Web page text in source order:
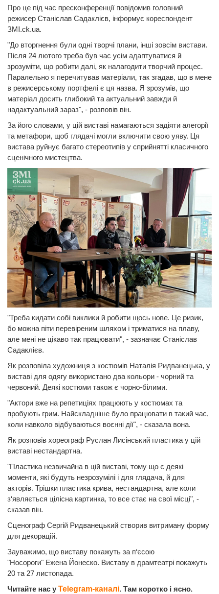
Про це під час пресконференції повідомив головний
режисер Станіслав Садаклієв, інформує кореспондент
ЗМІ.ck.ua.
"До вторгнення були одні творчі плани, інші зовсім вистави.
Після 24 лютого треба був час усім адаптуватися й
зрозуміти, що робити далі, як налагодити творчий процес.
Паралельно я перечитував матеріали, так згадав, що в мене
в режисерському портфелі є ця назва. Я зрозумів, що
матеріал досить глибокий та актуальний завжди й
надактуальний зараз", - розповів він.
За його словами, у цій виставі намагаються задіяти алегорії
та метафори, щоб глядачі могли включити свою уяву. Ця
вистава руйнує багато стереотипів у сприйнятті класичного
сценічного мистецтва.
"Треба кидати собі виклики й робити щось нове. Це ризик,
бо можна піти перевіреним шляхом і триматися на плаву,
але мені не цікаво так працювати", - зазначає Станіслав
Садаклієв.
Як розповіла художниця з костюмів Наталія Ридванецька, у
виставі для одягу використано два кольори - чорний та
червоний. Деякі костюми також є чорно-білими.
"Актори вже на репетиціях працюють у костюмах та
пробують грим. Найскладніше було працювати в такий час,
коли навколо відбуваються воєнні дії", - сказала вона.
Як розповів хореограф Руслан Лисінський пластика у цій
виставі нестандартна.
"Пластика незвичайна в цій виставі, тому що є деякі
моменти, які будуть незрозумілі і для глядача, й для
акторів. Трішки пластика крива, нестандартна, але коли
з‘являється цілісна картинка, то все стає на свої місці", -
сказав він.
Сценограф Сергій Ридванецький створив витриману форму
для декорацій.
Зауважимо, що виставу покажуть за п‘єсою
"Носороги" Ежена Йонеско. Виставу в драмтеатрі покажуть
20 та 27 листопада.
Читайте нас у Telegram-каналі. Там коротко і ясно.